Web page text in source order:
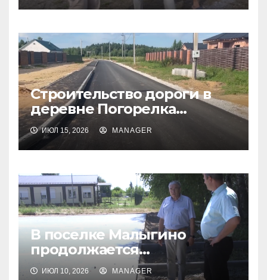
Строительство дороги в
деревне Погорелка
находится на
завершающем этапе
ИЮЛ 15, 2026 MANAGER
В поселке Малыгино
продолжается
благоустройство
ИЮЛ 10, 2026 MANAGER